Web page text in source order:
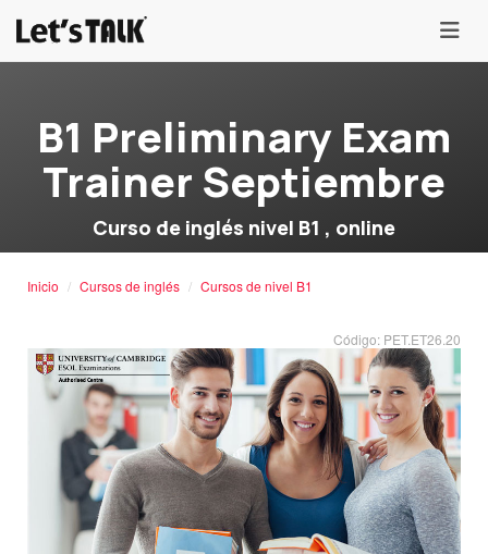
menu
B1 Preliminary Exam
Trainer Septiembre
Curso de inglés nivel B1 , online
Inicio Cursos de inglés Cursos de nivel B1
Código: PET.ET26.20